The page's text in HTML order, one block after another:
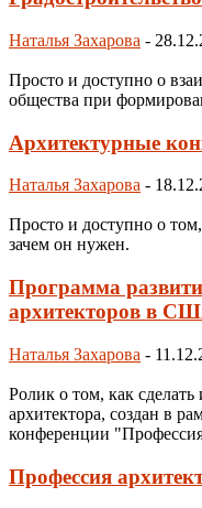
Наталья Захарова -
Просто и доступно о
общества при
Архитектурные
Наталья Захарова -
Просто и доступно о
зачем он нужен.
Программа
архитекторов в
Наталья Захарова -
Ролик о том, как
архитектора, создан в
конференции
Профессия